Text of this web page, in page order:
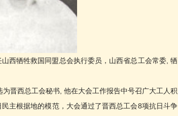
牺牲救国同盟总会执行委员，山西省总工会常委, 牺
西总工会秘书, 他在大会工作报告中号召广大工人积
主根据地的模范，大会通过了晋西总工会8项抗日斗争